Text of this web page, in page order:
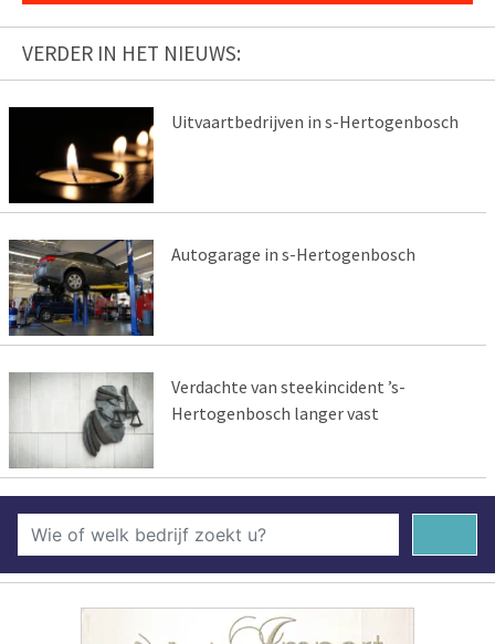
VERDER IN HET NIEUWS:
Uitvaartbedrijven in s-Hertogenbosch
Autogarage in s-Hertogenbosch
Verdachte van steekincident ’s-
Hertogenbosch langer vast